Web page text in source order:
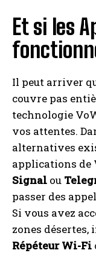
Et si les
Il peut arriver
couvre pas
technologie
vos attentes.
alternatives
applications de
Signal ou
passer des
Si vous avez
zones
Répéteur Wi-Fi